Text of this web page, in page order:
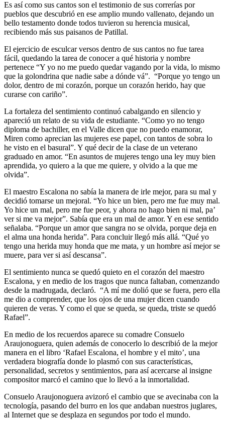
Es así como sus cantos son el testimonio de sus correrías por
pueblos que descubrió en ese amplio mundo vallenato, dejando un
bello testamento donde todos tuvieron su herencia musical,
recibiendo más sus paisanos de Patillal.
El ejercicio de esculcar versos dentro de sus cantos no fue tarea
fácil, quedando la tarea de conocer a qué historia y nombre
pertenece “Y yo no me puedo quedar vagando por la vida, lo mismo
que la golondrina que nadie sabe a dónde vá”. “Porque yo tengo un
dolor, dentro de mi corazón, porque un corazón herido, hay que
curarse con cariño”.
La fortaleza del sentimiento continuó cabalgando en silencio y
apareció un relato de su vida de estudiante. “Como yo no tengo
diploma de bachiller, en el Valle dicen que no puedo enamorar,
Miren como aprecian las mujeres ese papel, con tantos de sobra lo
he visto en el basural”. Y qué decir de la clase de un veterano
graduado en amor. “En asuntos de mujeres tengo una ley muy bien
aprendida, yo quiero a la que me quiere, y olvido a la que me
olvida”.
El maestro Escalona no sabía la manera de irle mejor, para su mal y
decidió tomarse un mejoral. “Yo hice un bien, pero me fue muy mal.
Yo hice un mal, pero me fue peor, y ahora no hago bien ni mal, pa’
ver si me va mejor”. Sabía que era un mal de amor. Y en ese sentido
señalaba. “Porque un amor que sangra no se olvida, porque deja en
el alma una honda herida”. Para concluir llegó más allá. “Qué yo
tengo una herida muy honda que me mata, y un hombre así mejor se
muere, para ver si así descansa”.
El sentimiento nunca se quedó quieto en el corazón del maestro
Escalona, y en medio de los tragos que nunca faltaban, comenzando
desde la madrugada, declaró. “A mí me dolió que se fuera, pero ella
me dio a comprender, que los ojos de una mujer dicen cuando
quieren de veras. Y como el que se queda, se queda, triste se quedó
Rafael”.
En medio de los recuerdos aparece su comadre Consuelo
Araujonoguera, quien además de conocerlo lo describió de la mejor
manera en el libro ‘Rafael Escalona, el hombre y el mito’, una
verdadera biografía donde lo plasmó con sus características,
personalidad, secretos y sentimientos, para así acercarse al insigne
compositor marcó el camino que lo llevó a la inmortalidad.
Consuelo Araujonoguera avizoró el cambio que se avecinaba con la
tecnología, pasando del burro en los que andaban nuestros juglares,
al Internet que se desplaza en segundos por todo el mundo.